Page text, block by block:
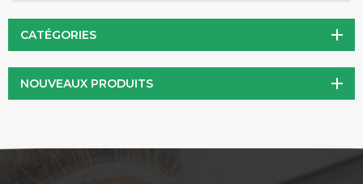
CATÉGORIES
NOUVEAUX PRODUITS